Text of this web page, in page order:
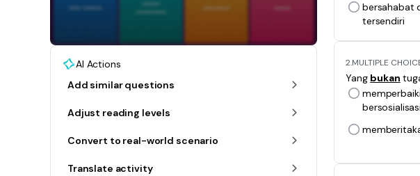
AI Actions
Add similar questions
Adjust reading levels
Convert to real-world scenario
Translate activity
bersahabat
tersendiri
2.MULTIPLE
Yang bukan